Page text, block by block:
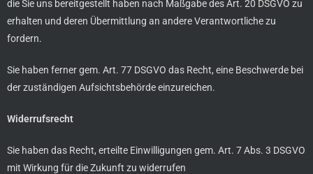
die Sie uns bereitgestellt haben nach Maßgabe des Art. 20 DSGVO zu
erhalten und deren Übermittlung an andere Verantwortliche zu
fordern.
Sie haben ferner gem. Art. 77 DSGVO das Recht, eine Beschwerde bei
der zuständigen Aufsichtsbehörde einzureichen.
Widerrufsrecht
Sie haben das Recht, erteilte Einwilligungen gem. Art. 7 Abs. 3 DSGVO
mit Wirkung für die Zukunft zu widerrufen